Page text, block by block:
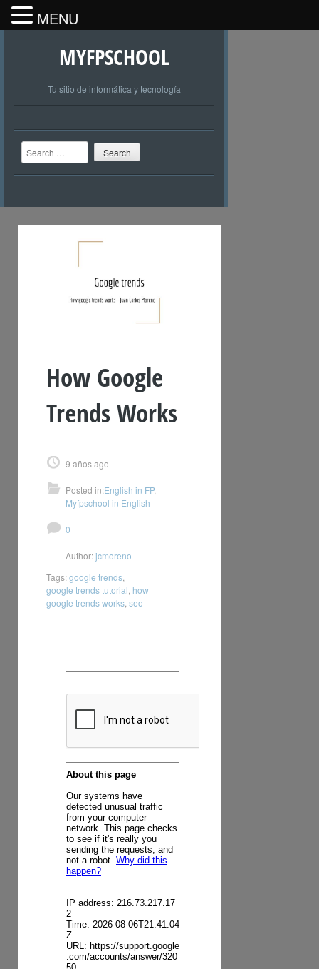
MYFPSCHOOL
Tu sitio de informática y tecnología
Search
How Google
Trends Works
9 años ago
Posted in:English in FP,
Myfpschool in English
0
Author:jcmoreno
Tags:google trends
google trends tutorial how
google trends works seo
MENU